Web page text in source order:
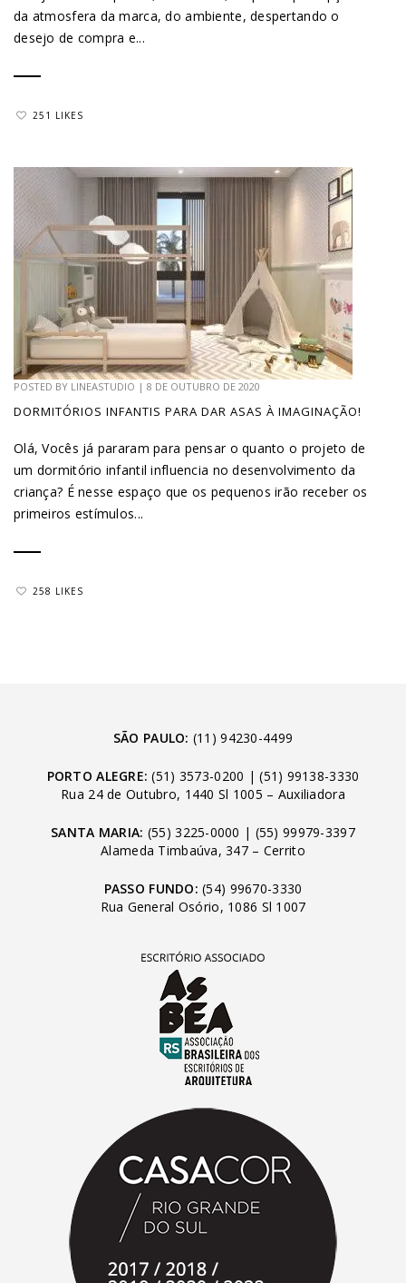
da atmosfera da marca, do ambiente, despertando o
desejo de compra e...
251 LIKES
POSTED BY LINEASTUDIO | 8 DE OUTUBRO DE 2020
DORMITÓRIOS INFANTIS PARA DAR ASAS À IMAGINAÇÃO!
Olá, Vocês já pararam para pensar o quanto o projeto de
um dormitório infantil influencia no desenvolvimento da
criança? É nesse espaço que os pequenos irão receber os
primeiros estímulos...
258 LIKES
SÃO PAULO: (11) 94230-4499
PORTO ALEGRE: (51) 3573-0200 |(51) 99138-3330
Rua 24 de Outubro, 1440 Sl 1005 – Auxiliadora
SANTA MARIA: (55) 3225-0000 | (55) 99979-3397
Alameda Timbaúva, 347 – Cerrito
PASSO FUNDO: (54) 99670-3330
Rua General Osório, 1086 Sl 1007